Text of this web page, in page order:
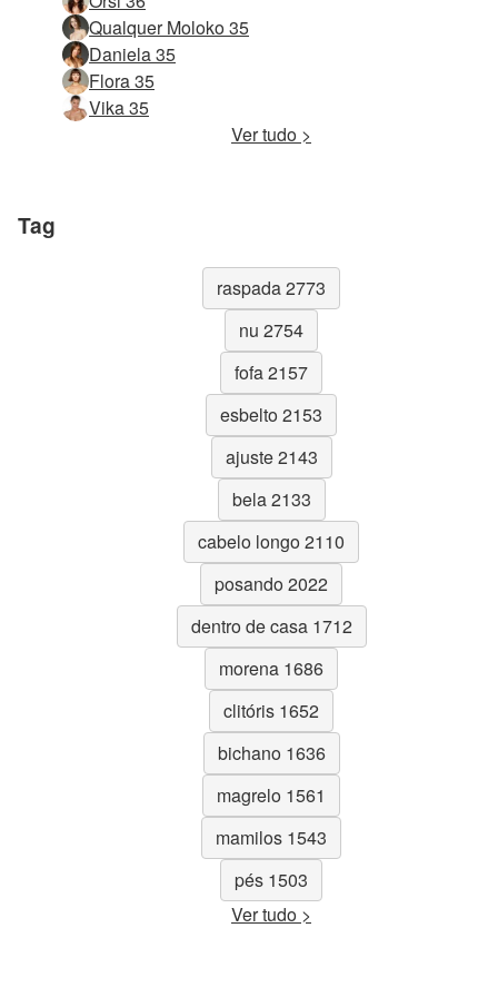
Qualquer Moloko 35
Daniela 35
Flora 35
Vika 35
Ver tudo >
Tag
raspada 2773
nu 2754
fofa 2157
esbelto 2153
ajuste 2143
bela 2133
cabelo longo 2110
posando 2022
dentro de casa 1712
morena 1686
clitóris 1652
bichano 1636
magrelo 1561
mamilos 1543
pés 1503
Ver tudo >